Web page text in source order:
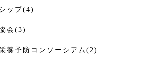
ップ(4)
会(3)
養予防コンソーシアム(2)